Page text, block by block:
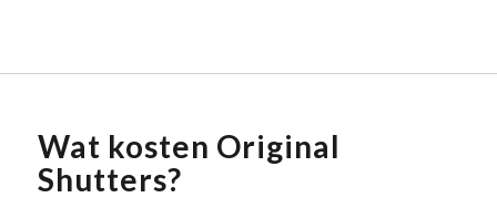
Wat kosten Original
Shutters?